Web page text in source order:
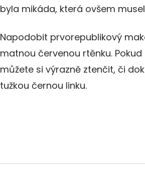
byla mikáda, která ovšem
Napodobit prvorepublikový
matnou červenou rtěnku.
můžete si výrazně ztenčit, či
tužkou černou linku.